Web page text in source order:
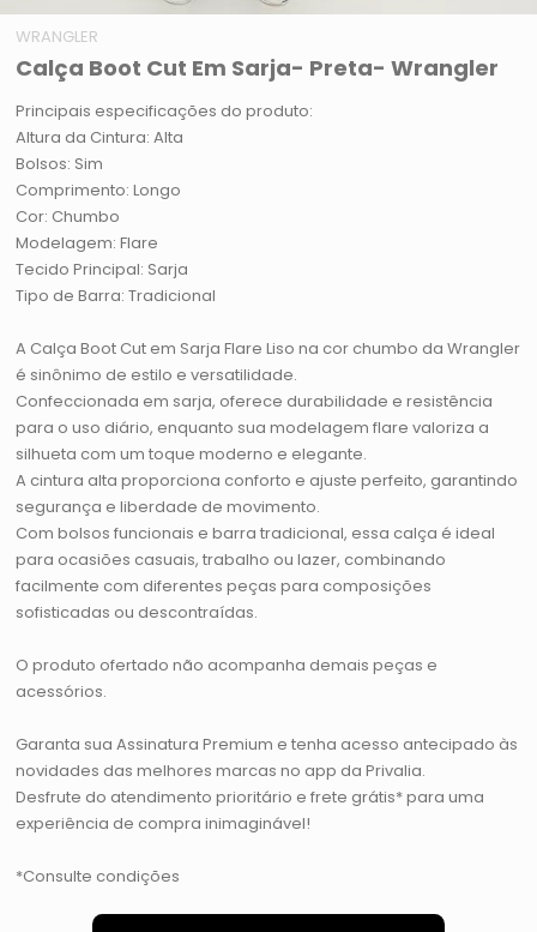
WRANGLER
Calça Boot Cut Em Sarja- Preta- Wrangler
Principais especificações do produto:
Altura da Cintura: Alta
Bolsos: Sim
Comprimento: Longo
Cor: Chumbo
Modelagem: Flare
Tecido Principal: Sarja
Tipo de Barra: Tradicional
A Calça Boot Cut em Sarja Flare Liso na cor chumbo da Wrangler
é sinônimo de estilo e versatilidade.
Confeccionada em sarja, oferece durabilidade e resistência
para o uso diário, enquanto sua modelagem flare valoriza a
silhueta com um toque moderno e elegante.
A cintura alta proporciona conforto e ajuste perfeito, garantindo
segurança e liberdade de movimento.
Com bolsos funcionais e barra tradicional, essa calça é ideal
para ocasiões casuais, trabalho ou lazer, combinando
facilmente com diferentes peças para composições
sofisticadas ou descontraídas.
O produto ofertado não acompanha demais peças e
acessórios.
Garanta sua Assinatura Premium e tenha acesso antecipado às
novidades das melhores marcas no app da Privalia.
Desfrute do atendimento prioritário e frete grátis* para uma
experiência de compra inimaginável!
*Consulte condições